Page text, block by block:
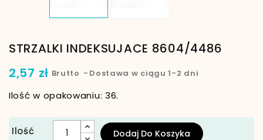
STRZALKI INDEKSUJACE 8604/4486
2,57 zł Brutto Dostawa w ciągu 1-2 dni
Ilość w opakowaniu: 36.
Ilość Dodaj Do Koszyka